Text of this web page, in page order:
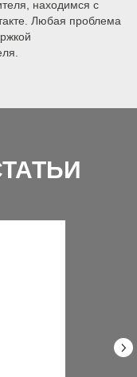
находимся с
Любая проблема